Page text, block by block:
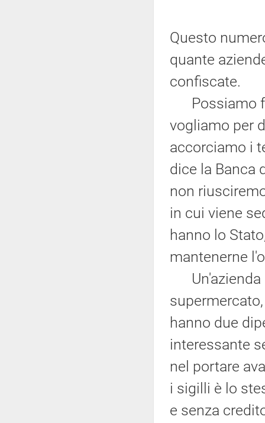
Questo
quante
confiscate.
Possiamo
vogliamo per
accorciamo i
dice la Banca
non
in cui viene
hanno lo
mantenerne
Un'azienda
hanno due
interessante
nel portare
i sigilli è lo
e senza